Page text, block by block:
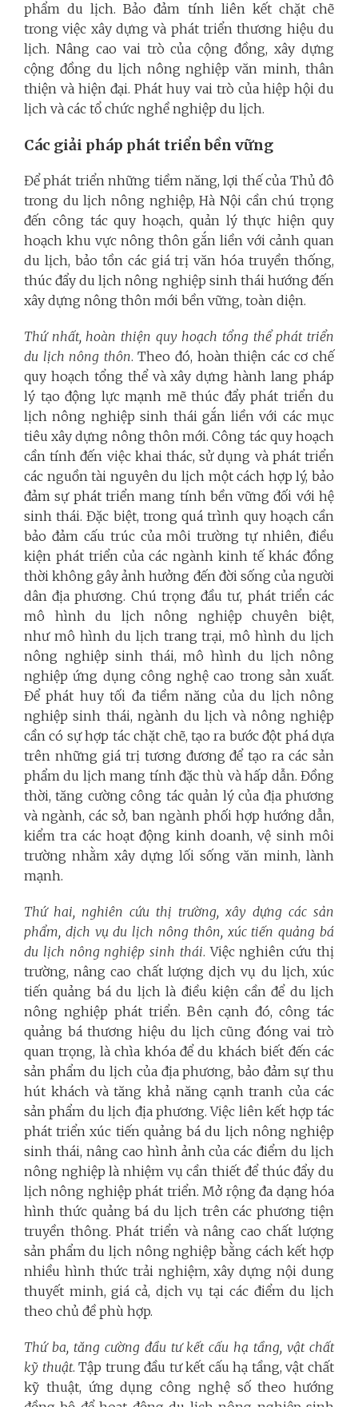
phẩm du lịch. Bảo đảm tính liên kết chặt chẽ
trong việc xây dựng và phát triển thương hiệu du
lịch. Nâng cao vai trò của cộng đồng, xây dựng
cộng đồng du lịch nông nghiệp văn minh, thân
thiện và hiện đại. Phát huy vai trò của hiệp hội du
lịch và các tổ chức nghề nghiệp du lịch.
Các giải pháp phát triển bền vững
Để phát triển những tiềm năng, lợi thế của Thủ đô
trong du lịch nông nghiệp, Hà Nội cần chú trọng
đến công tác quy hoạch, quản lý thực hiện quy
hoạch khu vực nông thôn gắn liền với cảnh quan
du lịch, bảo tồn các giá trị văn hóa truyền thống,
thúc đẩy du lịch nông nghiệp sinh thái hướng đến
xây dựng nông thôn mới bền vững, toàn diện.
Thứ nhất, hoàn thiện quy hoạch tổng thể phát triển
du lịch nông thôn. Theo đó, hoàn thiện các cơ chế
quy hoạch tổng thể và xây dựng hành lang pháp
lý tạo động lực mạnh mẽ thúc đẩy phát triển du
lịch nông nghiệp sinh thái gắn liền với các mục
tiêu xây dựng nông thôn mới. Công tác quy hoạch
cần tính đến việc khai thác, sử dụng và phát triển
các nguồn tài nguyên du lịch một cách hợp lý, bảo
đảm sự phát triển mang tính bền vững đối với hệ
sinh thái. Đặc biệt, trong quá trình quy hoạch cần
bảo đảm cấu trúc của môi trường tự nhiên, điều
kiện phát triển của các ngành kinh tế khác đồng
thời không gây ảnh hưởng đến đời sống của người
dân địa phương. Chú trọng đầu tư, phát triển các
mô hình du lịch nông nghiệp chuyên biệt,
như mô hình du lịch trang trại, mô hình du lịch
nông nghiệp sinh thái, mô hình du lịch nông
nghiệp ứng dụng công nghệ cao trong sản xuất.
Để phát huy tối đa tiềm năng của du lịch nông
nghiệp sinh thái, ngành du lịch và nông nghiệp
cần có sự hợp tác chặt chẽ, tạo ra bước đột phá dựa
trên những giá trị tương đương để tạo ra các sản
phẩm du lịch mang tính đặc thù và hấp dẫn. Đồng
thời, tăng cường công tác quản lý của địa phương
và ngành, các sở, ban ngành phối hợp hướng dẫn,
kiểm tra các hoạt động kinh doanh, vệ sinh môi
trường nhằm xây dựng lối sống văn minh, lành
mạnh.
Thứ hai, nghiên cứu thị trường, xây dựng các sản
phẩm, dịch vụ du lịch nông thôn, xúc tiến quảng bá
du lịch nông nghiệp sinh thái. Việc nghiên cứu thị
trường, nâng cao chất lượng dịch vụ du lịch, xúc
tiến quảng bá du lịch là điều kiện cần để du lịch
nông nghiệp phát triển. Bên cạnh đó, công tác
quảng bá thương hiệu du lịch cũng đóng vai trò
quan trọng, là chìa khóa để du khách biết đến các
sản phẩm du lịch của địa phương, bảo đảm sự thu
hút khách và tăng khả năng cạnh tranh của các
sản phẩm du lịch địa phương. Việc liên kết hợp tác
phát triển xúc tiến quảng bá du lịch nông nghiệp
sinh thái, nâng cao hình ảnh của các điểm du lịch
nông nghiệp là nhiệm vụ cần thiết để thúc đẩy du
lịch nông nghiệp phát triển. Mở rộng đa dạng hóa
hình thức quảng bá du lịch trên các phương tiện
truyền thông. Phát triển và nâng cao chất lượng
sản phẩm du lịch nông nghiệp bằng cách kết hợp
nhiều hình thức trải nghiệm, xây dựng nội dung
thuyết minh, giá cả, dịch vụ tại các điểm du lịch
theo chủ đề phù hợp.
Thứ ba, tăng cường đầu tư kết cấu hạ tầng, vật chất
kỹ thuật. Tập trung đầu tư kết cấu hạ tầng, vật chất
kỹ thuật, ứng dụng công nghệ số theo hướng